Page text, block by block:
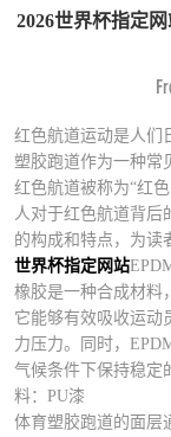
2026世界杯指定
红色航道运动是人们
塑胶跑道作为一种常
红色航道被称为“红
人对于红色航道背
的构成和特点，为读
世界杯指定网站
橡胶是一种合成材料
它能够有效吸收运动
力压力。同时，
气候条件下保持稳定
料：PU漆
体育塑胶跑道的面层